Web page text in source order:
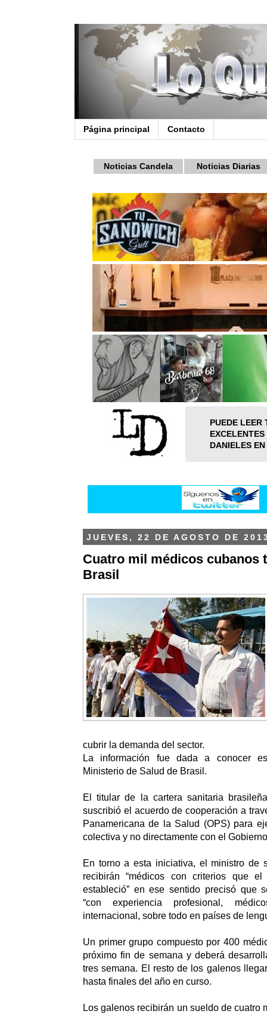
Página principal Contacto
Noticias Candela Noticias Diarias
PUEDE LEER
DANIELES
JUEVES, 22 DE AGOSTO DE
Cuatro mil médicos cubanos
Brasil
cubrir la demanda del sector.
La información fue dada a conocer
Ministerio de Salud de Brasil.
El titular de la cartera sanitaria
suscribió el acuerdo de cooperación a
Panamericana de la Salud (OPS) para
colectiva y no directamente con el
En torno a esta iniciativa, el ministro de
recibirán “médicos con criterios que
estableció” en ese sentido precisó que
“con experiencia profesional,
internacional, sobre todo en países de
Un primer grupo compuesto por 400
próximo fin de semana y deberá
tres semana. El resto de los galenos
hasta finales del año en curso.
Los galenos recibirán un sueldo de cuatro